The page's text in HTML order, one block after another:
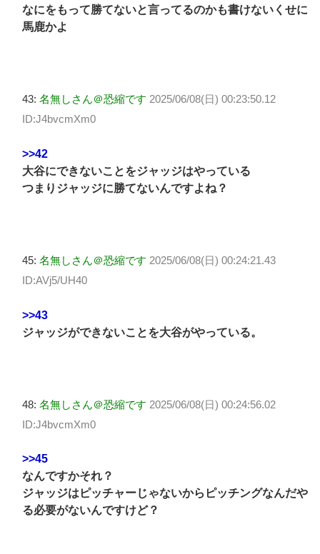
なにをもって勝てないと言ってるのかも書けないくせに
馬鹿かよ
43: 名無しさん＠恐縮です 2025/06/08(日) 00:23:50.12
ID:J4bvcmXm0
>>42
大谷にできないことをジャッジはやっている
つまりジャッジに勝てないんですよね？
45: 名無しさん＠恐縮です 2025/06/08(日) 00:24:21.43
ID:AVj5/UH40
>>43
ジャッジができないことを大谷がやっている。
48: 名無しさん＠恐縮です 2025/06/08(日) 00:24:56.02
ID:J4bvcmXm0
>>45
なんですかそれ？
ジャッジはピッチャーじゃないからピッチングなんだや
る必要がないんですけど？